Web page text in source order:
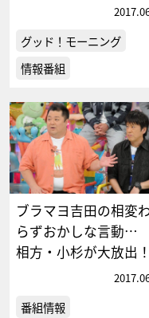
グッド！モーニング
情報番組
ブラマヨ吉田の相変
らずおかしな言動…
相方・小杉が大放出！
番組情報